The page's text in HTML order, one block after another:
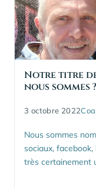
Notre titre
nous sommes ?
3 octobre 2022
Nous sommes
sociaux,
très certainement